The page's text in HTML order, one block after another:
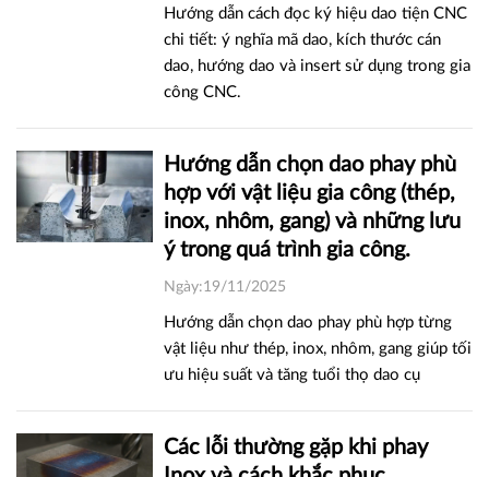
Hướng dẫn cách đọc ký hiệu dao tiện CNC
chi tiết: ý nghĩa mã dao, kích thước cán
dao, hướng dao và insert sử dụng trong gia
công CNC.
Hướng dẫn chọn dao phay phù
hợp với vật liệu gia công (thép,
inox, nhôm, gang) và những lưu
ý trong quá trình gia công.
Ngày:19/11/2025
Hướng dẫn chọn dao phay phù hợp từng
vật liệu như thép, inox, nhôm, gang giúp tối
ưu hiệu suất và tăng tuổi thọ dao cụ
Các lỗi thường gặp khi phay